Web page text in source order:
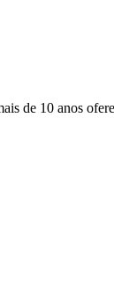
de 10 anos